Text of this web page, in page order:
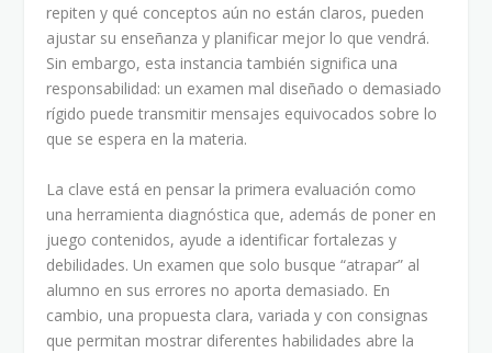
repiten y qué conceptos aún no están claros, pueden
ajustar su enseñanza y planificar mejor lo que vendrá.
Sin embargo, esta instancia también significa una
responsabilidad: un examen mal diseñado o demasiado
rígido puede transmitir mensajes equivocados sobre lo
que se espera en la materia.
La clave está en pensar la primera evaluación como
una herramienta diagnóstica que, además de poner en
juego contenidos, ayude a identificar fortalezas y
debilidades. Un examen que solo busque “atrapar” al
alumno en sus errores no aporta demasiado. En
cambio, una propuesta clara, variada y con consignas
que permitan mostrar diferentes habilidades abre la